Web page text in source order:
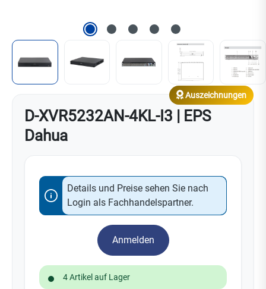
D-XVR5232AN-4KL-I3 | EPS
Dahua
Auszeichnungen
Details und Preise sehen Sie nach
Login als Fachhandelspartner.
Anmelden
4 Artikel auf Lager